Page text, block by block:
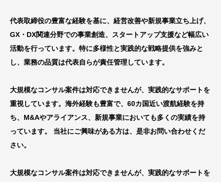
代表取締役の豊富な経験を基に、経営改善や新規事業立ち上げ、
GX・DX関連分野での事業創造、スタートアップ支援など幅広い
活動を行っています。特に多様性と実践的な戦略提供を強みと
し、業務の品質は代表自らが責任管理しています。
大規模なコンサル案件は対応できませんが、実践的なサポートを
重視しています。海外経験も豊富で、60カ国近い渡航経験を持
ち、M&Aやアライアンス、新規事業においても多くの実績を持
っています。 当社にご興味がある方は、是非お問い合わせくだ
さい。
大規模なコンサル案件は対応できませんが、実践的なサポートを